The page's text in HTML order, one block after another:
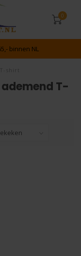
0
binnen NL
T-